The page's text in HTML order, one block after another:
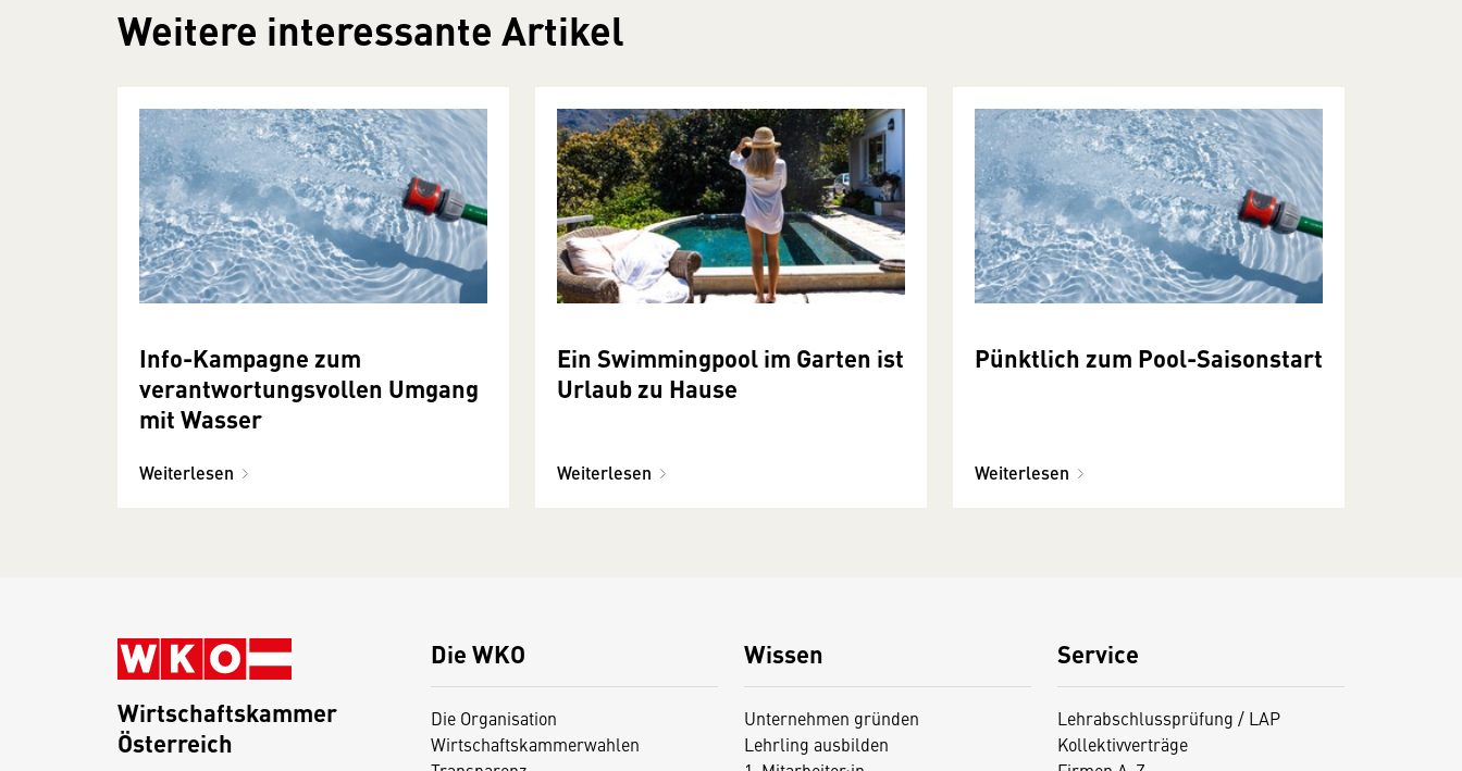
Weitere interessante Artikel
Info-Kampagne zum
verantwortungsvollen Umgang
mit Wasser
Weiterlesen
Ein Swimmingpool im Garten ist
Urlaub zu Hause
Weiterlesen
Pünktlich zum Pool­-Saison­­­start
Weiterlesen
Die WKO
Die Organisation
Wirtschaftskammerwahlen
Wissen
Unternehmen gründen
Lehrling ausbilden
Service
Lehrabschlussprüfung / LAP
Kollektivverträge
Wirtschaftskammer
Österreich